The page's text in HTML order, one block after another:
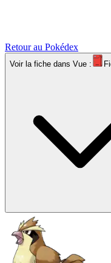
Retour au Pokédex
Voir la fiche dans Vue :